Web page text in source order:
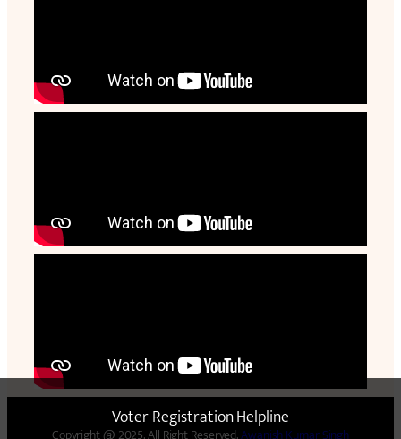
Voter Registration Helpline